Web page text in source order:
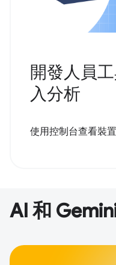
開發人員
入分析
使用控制台查看裝
AI 和